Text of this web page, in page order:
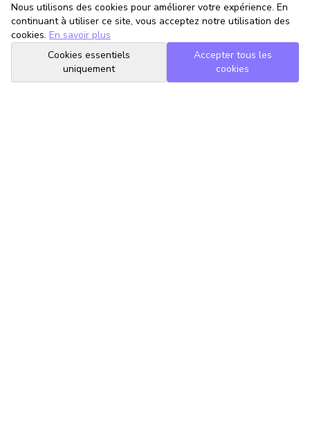
Nous utilisons des cookies pour améliorer votre expérience. En
continuant à utiliser ce site, vous acceptez notre utilisation des
cookies. En savoir plus
Cookies essentiels
uniquement
Accepter tous les
cookies